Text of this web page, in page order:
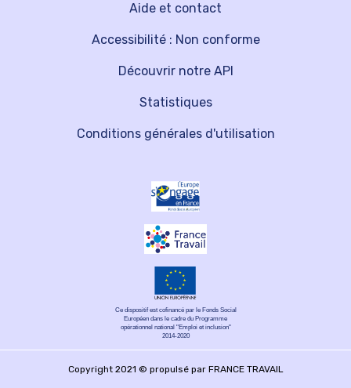
Découvrir notre API
Aide et contact
Statistiques
Accessibilité : Non conforme
Conditions générales d'utilisation
Ce dispositif est cofinancé par le Fonds Social
Européen dans le cadre du Programme
opérationnel national "Emploi et inclusion"
2014-2020
Copyright 2021 © propulsé par FRANCE TRAVAIL